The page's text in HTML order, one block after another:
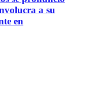
a su
en